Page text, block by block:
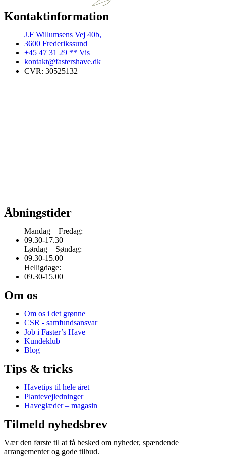
Kontaktinformation
J.F Willumsens Vej 40b,
3600 Frederikssund
+45 47 31 29 ** Vis
kontakt@fastershave.dk
CVR: 30525132
Åbningstider
Mandag – Fredag:
09.30-17.30
Lørdag – Søndag:
09.30-15.00
Helligdage:
09.30-15.00
Om os
Om os i det grønne
CSR - samfundsansvar
Job i Faster’s Have
Kundeklub
Blog
Tips & tricks
Havetips til hele året
Plantevejledninger
Haveglæder – magasin
Tilmeld nyhedsbrev
Vær den første til at få besked om nyheder, spændende
arrangementer og gode tilbud.